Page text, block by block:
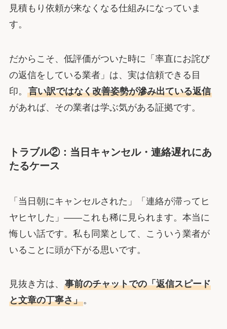
見積もり依頼が来なくなる仕組みになっていま
す。
だからこそ、低評価がついた時に「率直にお詫び
の返信をしている業者」は、実は信頼できる目
印。 言い訳ではなく改善姿勢が滲み出ている返信
があれば、その業者は学ぶ気がある証拠です。
トラブル②：当日キャンセル・連絡遅れにあ
たるケース
「当日朝にキャンセルされた」「連絡が滞ってヒ
ヤヒヤした」――これも稀に見られます。本当に
悔しい話です。私も同業として、こういう業者が
いることに頭が下がる思いです。
見抜き方は、 事前のチャットでの「返信スピード
と文章の丁寧さ」。